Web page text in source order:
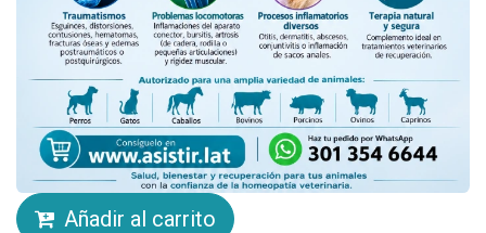
Añadir al carrito